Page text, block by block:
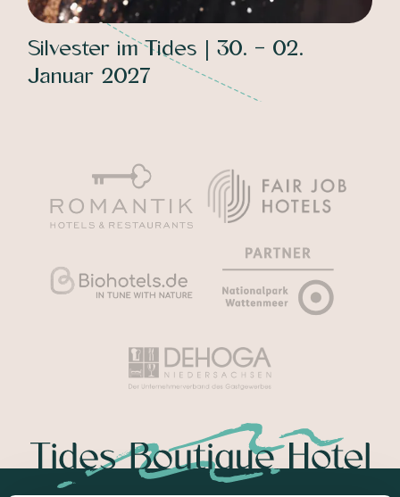
Silvester im Tides | 30. - 02.
Januar 2027